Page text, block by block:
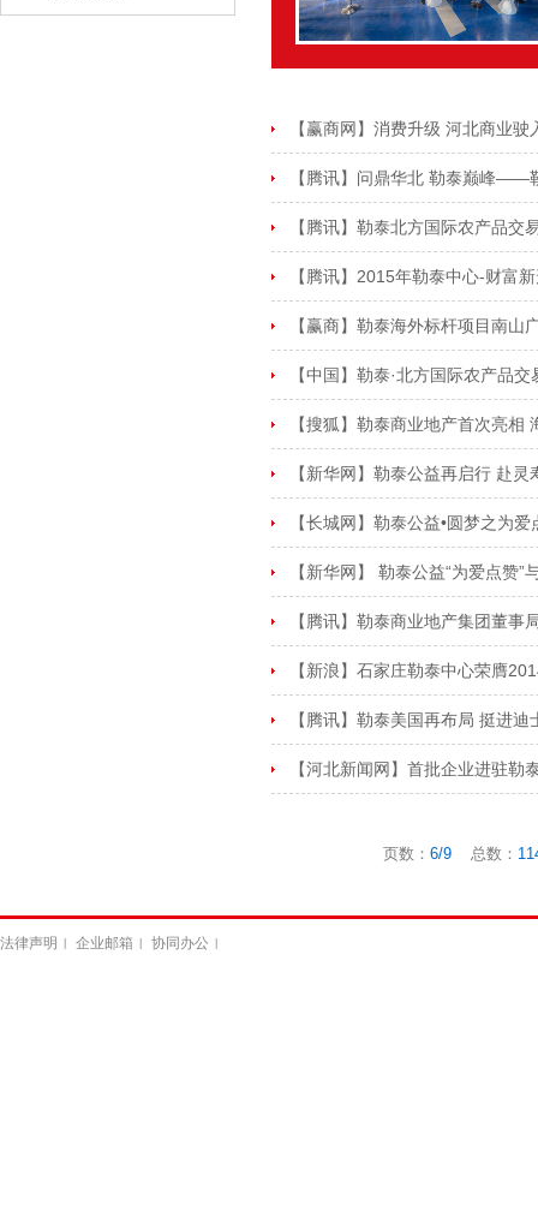
【赢商网】消费升级 河北商业
【腾讯】问鼎华北 勒泰巅峰——
【腾讯】勒泰北方国际农产品交
【腾讯】2015年勒泰中心-财富
【赢商】勒泰海外标杆项目南山
【中国】勒泰·北方国际农产品
【搜狐】勒泰商业地产首次亮相
【新华网】勒泰公益再启行 赴
【长城网】勒泰公益•圆梦之为
【新华网】 勒泰公益“为爱点赞”
【腾讯】勒泰商业地产集团董事
【新浪】石家庄勒泰中心荣膺
【腾讯】勒泰美国再布局 挺进迪
【河北新闻网】首批企业进驻
页数： 6/9 总数：
法律声明 企业邮箱 协同办公